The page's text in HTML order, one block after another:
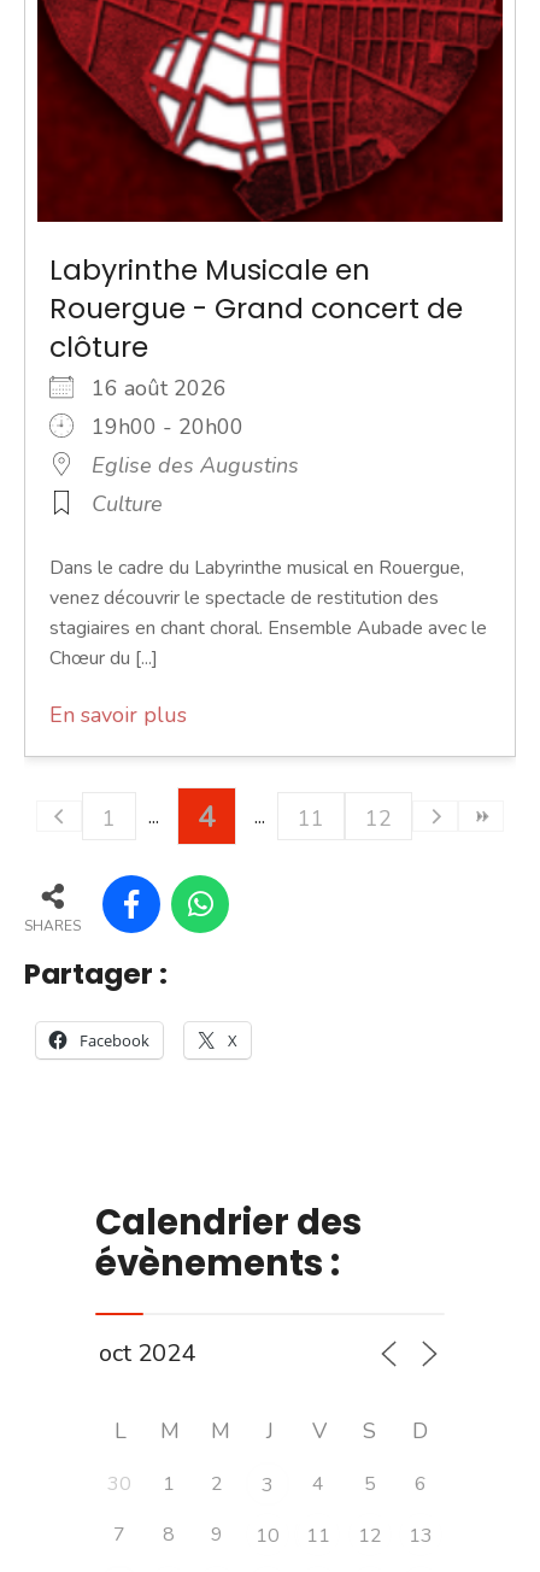
Labyrinthe Musicale en
Rouergue - Grand concert de
clôture
16 août 2026
19h00 - 20h00
Eglise des Augustins
Culture
Dans le cadre du Labyrinthe musical en Rouergue,
venez découvrir le spectacle de restitution des
stagiaires en chant choral. Ensemble Aubade avec le
Chœur du [...]
En savoir plus
1 4 11 12
SHARES
Partager :
Facebook X
Calendrier des
évènements :
L M M J V S D
30 1 2 3 4 5
6
7
8 9 10 11 12
13